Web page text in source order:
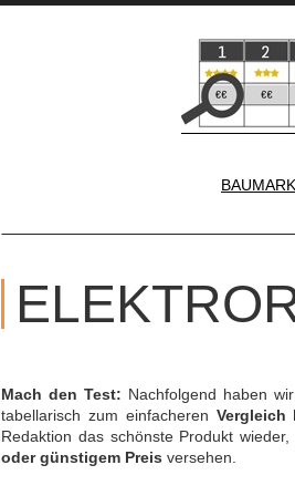
Mach den Test: Nachfolgend haben
tabellarisch zum einfacheren Vergleich
Redaktion das schönste Produkt wieder,
oder günstigem Preis versehen.